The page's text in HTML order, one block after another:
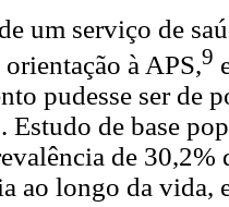
um serviço de
à APS,9
pudesse ser de
Estudo de base
de 30,2%
ao longo da vida,